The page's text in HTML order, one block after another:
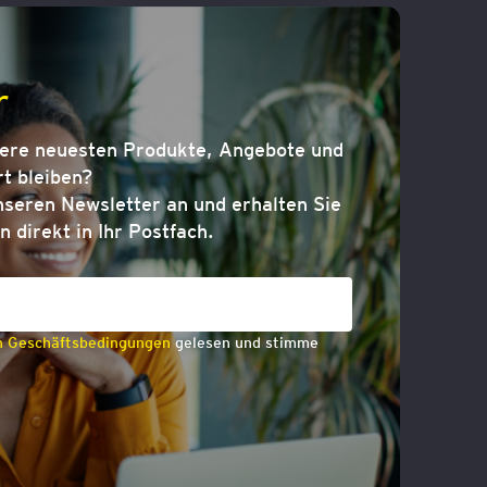
neuesten Produkte, Angebote und
bleiben?
Newsletter an und erhalten Sie
direkt in Ihr Postfach.
Geschäftsbedingungengelesen und stimme